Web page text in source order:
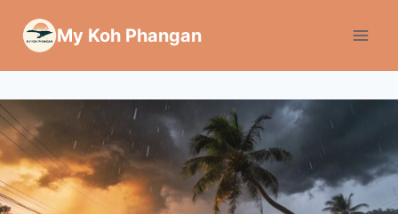
Inhalt
My Koh Phangan